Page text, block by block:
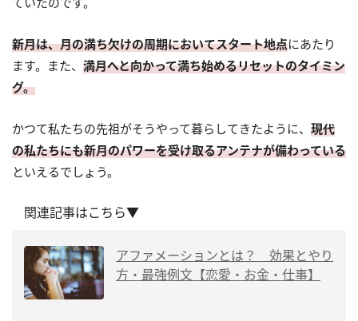
新月は、月の満ち欠けの周期においてスタート地点にあたり
ます。また、 満月へと向かって満ち始めるリセットのタイミン
グ。
かつて私たちの先祖がそうやって暮らしてきたように、 現代
の私たちにも新月のパワーを受け取るアンテナが備わっている
といえるでしょう。
関連記事はこちら▼
アファメーションとは？ 効果とやり
方・最強例文【恋愛・お金・仕事】